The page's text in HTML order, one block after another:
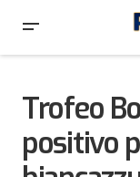
Trofeo
positivo